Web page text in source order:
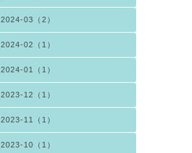
2024-03（2）
2024-02（1）
2024-01（1）
2023-12（1）
2023-11（1）
2023-10（1）